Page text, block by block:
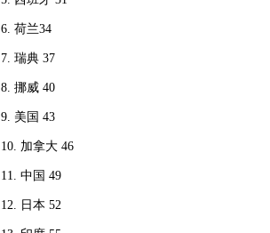
6. 荷兰34
7. 瑞典 37
8. 挪威 40
9. 美国 43
10. 加拿大 46
11. 中国 49
12. 日本 52